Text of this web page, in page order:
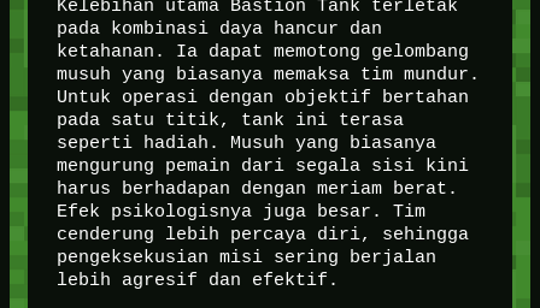
Kelebihan utama Bastion Tank terletak
pada kombinasi daya hancur dan
ketahanan. Ia dapat memotong gelombang
musuh yang biasanya memaksa tim mundur.
Untuk operasi dengan objektif bertahan
pada satu titik, tank ini terasa
seperti hadiah. Musuh yang biasanya
mengurung pemain dari segala sisi kini
harus berhadapan dengan meriam berat.
Efek psikologisnya juga besar. Tim
cenderung lebih percaya diri, sehingga
pengeksekusian misi sering berjalan
lebih agresif dan efektif.